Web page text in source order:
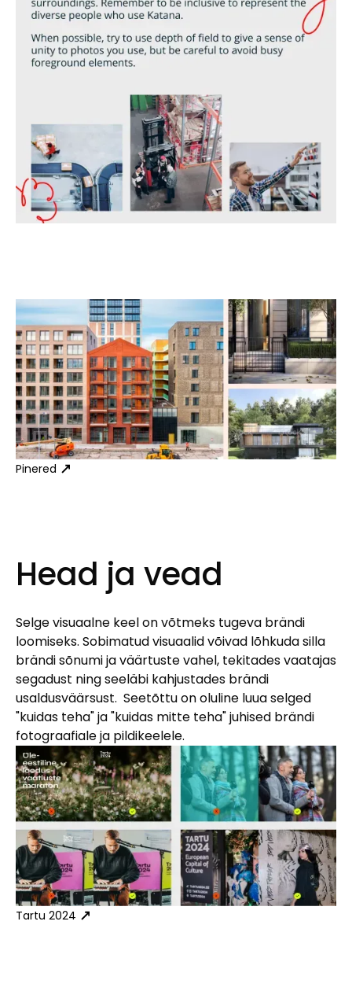
Pinered
Head ja vead
Selge visuaalne keel on võtmeks tugeva brändi
loomiseks. Sobimatud visuaalid võivad lõhkuda silla
brändi sõnumi ja väärtuste vahel, tekitades vaatajas
segadust ning seeläbi kahjustades brändi
usaldusväärsust. Seetõttu on oluline luua selged
"kuidas teha" ja "kuidas mitte teha" juhised brändi
fotograafiale ja pildikeelele.
Tartu 2024